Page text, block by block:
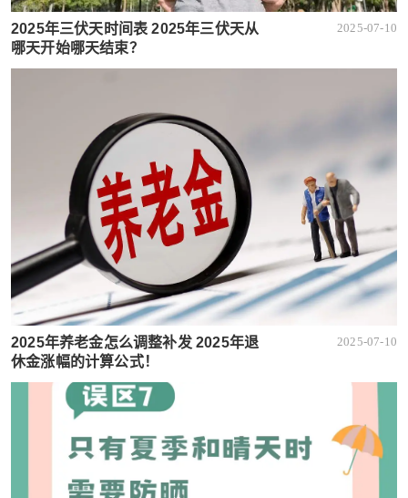
2025年三伏天时间表 2025年三伏天从
哪天开始哪天结束？
2025-07-10
2025年养老金怎么调整补发 2025年退
休金涨幅的计算公式！
2025-07-10